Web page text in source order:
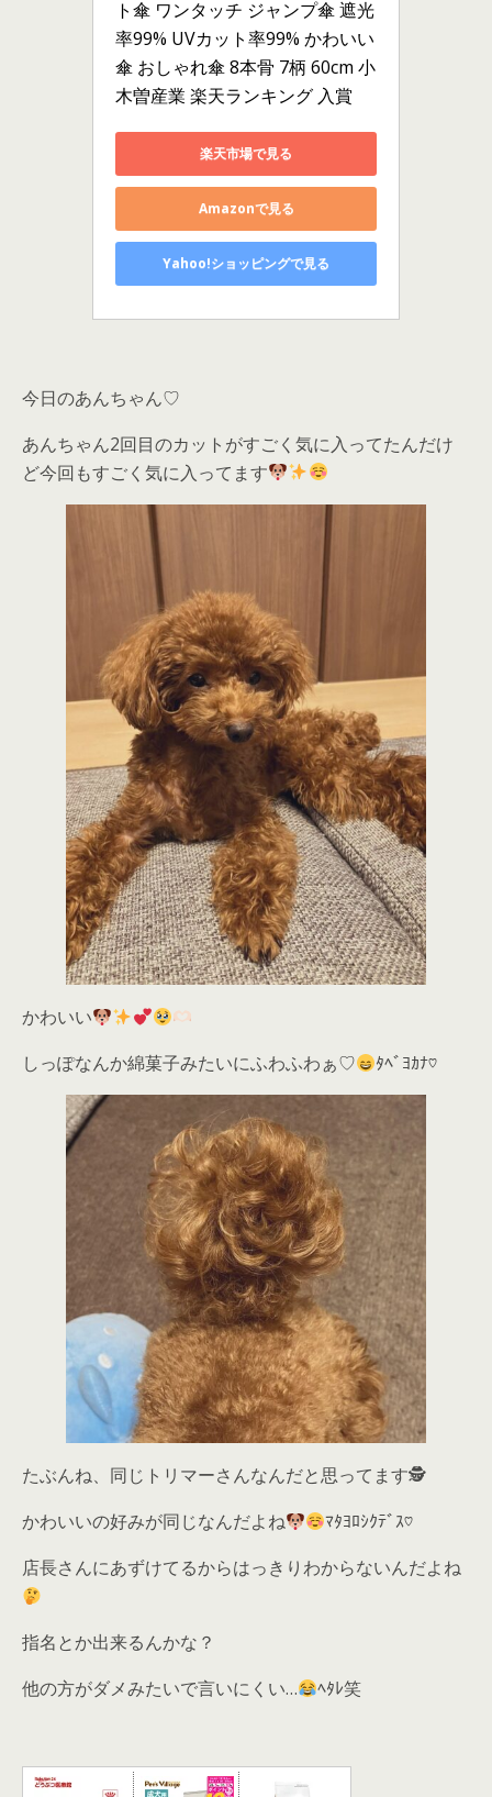
ト傘 ワンタッチ ジャンプ傘 遮光
率99% UVカット率99% かわいい
傘 おしゃれ傘 8本骨 7柄 60cm 小
木曽産業 楽天ランキング 入賞
楽天市場で見る
Amazonで見る
Yahoo!ショッピングで見る
今日のあんちゃん♡
あんちゃん2回目のカットがすごく気に入ってたんだけ
ど今回もすごく気に入ってます
かわいい
しっぽなんか綿菓子みたいにふわふわぁ♡
ﾀﾍﾞﾖｶﾅ♡
たぶんね、同じトリマーさんなんだと思ってます🕵
かわいいの好みが同じなんだよね
ﾏﾀﾖﾛｼｸﾃﾞｽ♡
店長さんにあずけてるからはっきりわからないんだよね
指名とか出来るんかな？
他の方がダメみたいで言いにくい…
ﾍﾀﾚ笑